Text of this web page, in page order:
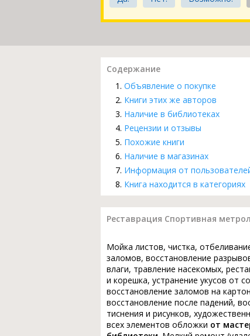
Содержание
Объявление о покупке
Книги этих же авторов
Наличие в библиотеках
Рецензии и отзывы
Похожие книги
Наличие в магазинах
Информация от
Книга находится в категориях
Реставрация Спортивная
Мойка листов, чистка,
заломов, восстановление
влаги, травление насекомых,
и корешка, устранение укусов от
восстановление заломов на
восстановление после падений,
тиснения и рисунков,
всех элементов обложки от